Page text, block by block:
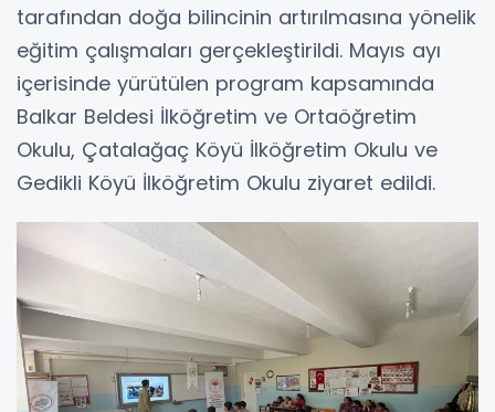
tarafından doğa bilincinin artırılmasına yönelik
eğitim çalışmaları gerçekleştirildi. Mayıs ayı
içerisinde yürütülen program kapsamında
Balkar Beldesi İlköğretim ve Ortaöğretim
Okulu, Çatalağaç Köyü İlköğretim Okulu ve
Gedikli Köyü İlköğretim Okulu ziyaret edildi.